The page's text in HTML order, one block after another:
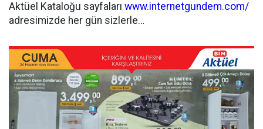
Aktüel Kataloğu sayfaları www.internetgundem.com/
adresimizde her gün sizlerle…